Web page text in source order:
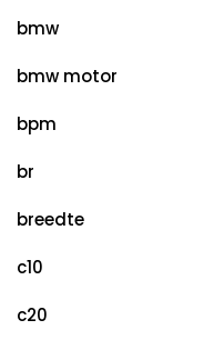
bmw
bmw motor
bpm
br
breedte
c10
c20